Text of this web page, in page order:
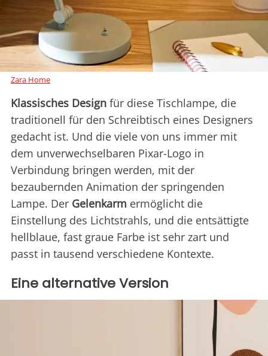
Zara Home
Klassisches Design für diese Tischlampe, die
traditionell für den Schreibtisch eines Designers
gedacht ist. Und die viele von uns immer mit
dem unverwechselbaren Pixar-Logo in
Verbindung bringen werden, mit der
bezaubernden Animation der springenden
Lampe. Der Gelenkarm ermöglicht die
Einstellung des Lichtstrahls, und die entsättigte
hellblaue, fast graue Farbe ist sehr zart und
passt in tausend verschiedene Kontexte.
Eine alternative Version